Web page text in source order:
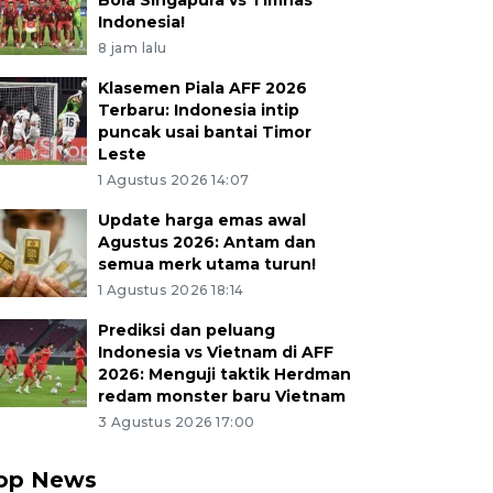
Indonesia!
8 jam lalu
Klasemen Piala AFF 2026
Terbaru: Indonesia intip
puncak usai bantai Timor
Leste
1 Agustus 2026 14:07
Update harga emas awal
Agustus 2026: Antam dan
semua merk utama turun!
1 Agustus 2026 18:14
Prediksi dan peluang
Indonesia vs Vietnam di AFF
2026: Menguji taktik Herdman
redam monster baru Vietnam
3 Agustus 2026 17:00
News